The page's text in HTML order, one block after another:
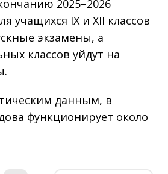
2025–2026
учащихся IX и XII классов
экзамены, а
классов уйдут на
данным, в
функционирует около